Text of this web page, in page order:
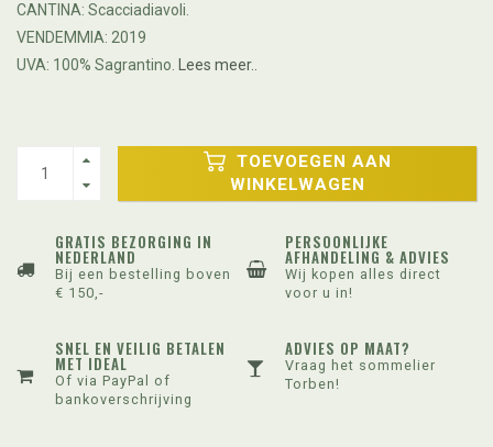
CANTINA: Scacciadiavoli.
VENDEMMIA: 2019
UVA: 100% Sagrantino. Lees meer..
TOEVOEGEN AAN
WINKELWAGEN
GRATIS BEZORGING IN
NEDERLAND
Bij een bestelling boven
€ 150,-
PERSOONLIJKE
AFHANDELING & ADVIES
Wij kopen alles direct
voor u in!
SNEL EN VEILIG BETALEN
MET IDEAL
Of via PayPal of
bankoverschrijving
ADVIES OP MAAT?
Vraag het sommelier
Torben!